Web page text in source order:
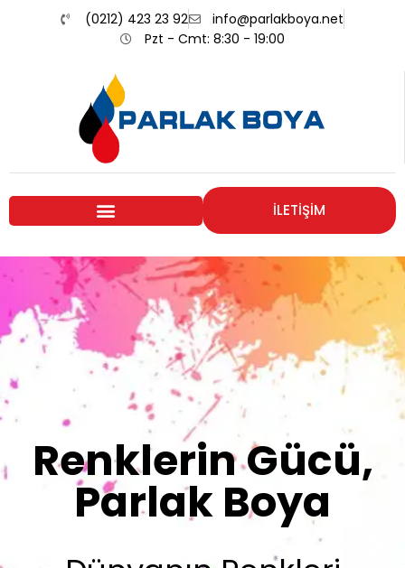
(0212) 423 23 92
info@parlakboya.net
Pzt - Cmt: 8:30 - 19:00
İLETİŞİM
Renklerimiz
Sizin İmzanız
Olsun